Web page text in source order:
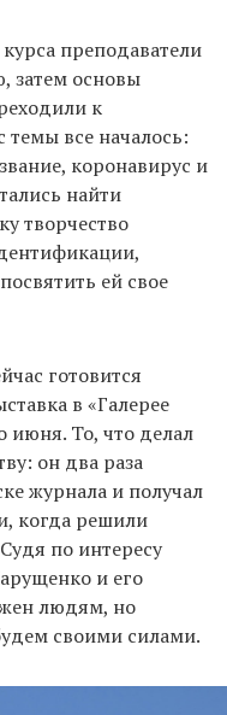
преподаватели
затем основы
к
темы все началось:
коронавирус и
найти
творчество
ей свое
готовится
в «Галерее
июня. То, что делал
он два раза
журнала и получал
когда решили
по интересу
и его
людям, но
своими силами.